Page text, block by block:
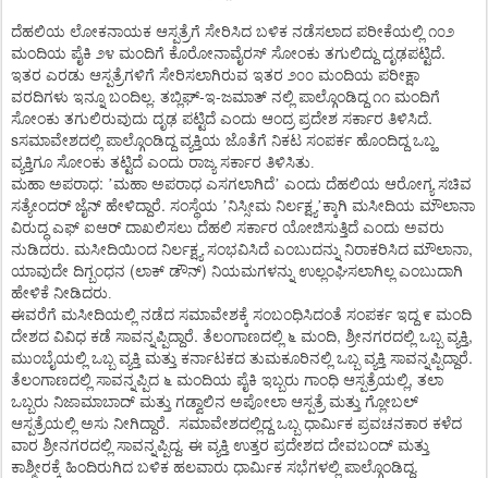
ದೆಹಲಿಯ ಲೋಕನಾಯಕ ಆಸ್ಪತ್ರೆಗೆ ಸೇರಿಸಿದ ಬಳಿಕ ನಡೆಸಲಾದ ಪರೀಕೆಯಲ್ಲಿ ೧೦೨
ಮಂದಿಯ ಪೈಕಿ ೨೪ ಮಂದಿಗೆ ಕೊರೋನಾವೈರಸ್ ಸೋಂಕು ತಗುಲಿದ್ದು ದೃಢಪಟ್ಟಿದೆ.
ಇತರ ಎರಡು ಆಸ್ಪತ್ರೆಗಳಿಗೆ ಸೇರಿಸಲಾಗಿರುವ ಇತರ ೨೦೦ ಮಂದಿಯ ಪರೀಕ್ಷಾ
ವರದಿಗಳು ಇನ್ನೂ ಬಂದಿಲ್ಲ. ತಬ್ಲಿಘ್-ಇ-ಜಮಾತ್ ನಲ್ಲಿ ಪಾಲ್ಗೊಂಡಿದ್ದ ೧೧ ಮಂದಿಗೆ
ಸೋಂಕು ತಗುಲಿರುವುದು ದೃಢ ಪಟ್ಟಿದೆ ಎಂದು ಆಂದ್ರ ಪ್ರದೇಶ ಸರ್ಕಾರ ತಿಳಿಸಿದೆ.
sಸಮಾವೇಶದಲ್ಲಿ ಪಾಲ್ಗೊಂಡಿದ್ದ ವ್ಯಕ್ತಿಯ ಜೊತೆಗೆ ನಿಕಟ ಸಂಪರ್ಕ ಹೊಂದಿದ್ದ ಒಬ್ಹ
ವ್ಯಕ್ತಿಗೂ ಸೋಂಕು ತಟ್ಟಿದೆ ಎಂದು ರಾಜ್ಯ ಸರ್ಕಾರ ತಿಳಿಸಿತು.
ಮಹಾ ಅಪರಾಧ: ’ಮಹಾ ಅಪರಾಧ ಎಸಗಲಾಗಿದೆ’ ಎಂದು ದೆಹಲಿಯ ಆರೋಗ್ಯ ಸಚಿವ
ಸತ್ಯೇಂದರ್ ಜೈನ್ ಹೇಳಿದ್ದಾರೆ. ಸಂಸ್ಥೆಯ ’ನಿಸ್ಸೀಮ ನಿರ್ಲಕ್ಷ್ಯ’ಕ್ಕಾಗಿ ಮಸೀದಿಯ ಮೌಲಾನಾ
ವಿರುದ್ಧ ಎಫ್ ಐಆರ್ ದಾಖಲಿಸಲು ದೆಹಲಿ ಸರ್ಕಾರ ಯೋಜಿಸುತ್ತಿದೆ ಎಂದು ಅವರು
ನುಡಿದರು. ಮಸೀದಿಯಿಂದ ನಿರ್ಲಕ್ಷ್ಯ ಸಂಭವಿಸಿದೆ ಎಂಬುದನ್ನು ನಿರಾಕರಿಸಿದ ಮೌಲಾನಾ,
ಯಾವುದೇ ದಿಗ್ಬಂಧನ (ಲಾಕ್ ಡೌನ್) ನಿಯಮಗಳನ್ನು ಉಲ್ಲಂಘಿಸಲಾಗಿಲ್ಲ ಎಂಬುದಾಗಿ
ಹೇಳಿಕೆ ನೀಡಿದರು.
ಈವರೆಗೆ ಮಸೀದಿಯಲ್ಲಿ ನಡೆದ ಸಮಾವೇಶಕ್ಕೆ ಸಂಬಂಧಿಸಿದಂತೆ ಸಂಪರ್ಕ ಇದ್ದ ೯ ಮಂದಿ
ದೇಶದ ವಿವಿಧ ಕಡೆ ಸಾವನ್ನಪ್ಪಿದ್ದಾರೆ. ತೆಲಂಗಾಣದಲ್ಲಿ ೬ ಮಂದಿ, ಶ್ರೀನಗರದಲ್ಲಿ ಒಬ್ಬ ವ್ಯಕ್ತಿ,
ಮುಂಬೈಯಲ್ಲಿ ಒಬ್ಬ ವ್ಯಕ್ತಿ ಮತ್ತು ಕರ್ನಾಟಕದ ತುಮಕೂರಿನಲ್ಲಿ ಒಬ್ಬ ವ್ಯಕ್ತಿ ಸಾವನ್ನಪ್ಪಿದ್ದಾರೆ.
ತೆಲಂಗಾಣದಲ್ಲಿ ಸಾವನ್ನಪ್ಪಿದ ೬ ಮಂದಿಯ ಪೈಕಿ ಇಬ್ಬರು ಗಾಂಧಿ ಆಸ್ಪತ್ರೆಯಲ್ಲಿ, ತಲಾ
ಒಬ್ಬರು ನಿಜಾಮಾಬಾದ್ ಮತ್ತು ಗಡ್ವಾಲಿನ ಅಪೋಲಾ ಆಸ್ಪತ್ರೆ ಮತ್ತು ಗ್ಲೋಬಲ್
ಆಸ್ಪತ್ರೆಯಲ್ಲಿ ಅಸು ನೀಗಿದ್ದಾರೆ. ಸಮಾವೇಶದಲ್ಲಿದ್ದ ಒಬ್ಬ ಧಾರ್ಮಿಕ ಪ್ರವಚನಕಾರ ಕಳೆದ
ವಾರ ಶ್ರೀನಗರದಲ್ಲಿ ಸಾವನ್ನಪ್ಪಿದ್ದ. ಈ ವ್ಯಕ್ತಿ ಉತ್ತರ ಪ್ರದೇಶದ ದೇವಬಂದ್ ಮತ್ತು
ಕಾಶ್ಮೀರಕ್ಕೆ ಹಿಂದಿರುಗಿದ ಬಳಿಕ ಹಲವಾರು ಧಾರ್ಮಿಕ ಸಭೆಗಳಲ್ಲಿ ಪಾಲ್ಗೊಂಡಿದ್ದ.